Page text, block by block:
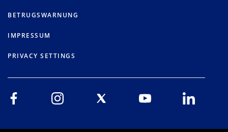
BETRUGSWARNUNG
IMPRESSUM
PRIVACY SETTINGS